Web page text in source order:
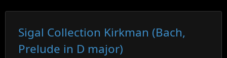
Sigal Collection Kirkman (Bach,
Prelude in D major)